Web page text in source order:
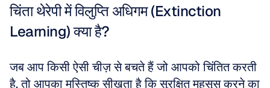
चिंता थेरेपी में विलुप्ति अधिगम (Extinction
Learning) क्या है?
जब आप किसी ऐसी चीज़ से बचते हैं जो आपको चिंतित करती
है, तो आपका मस्तिष्क सीखता है कि सुरक्षित महसूस करने का